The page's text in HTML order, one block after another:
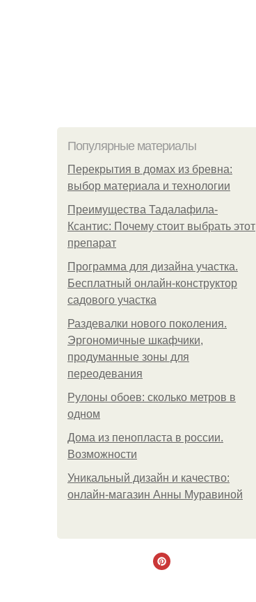
Популярные материалы
Перекрытия в домах из бревна:
выбор материала и технологии
Преимущества Тадалафила-
Ксантис: Почему стоит выбрать этот
препарат
Программа для дизайна участка.
Бесплатный онлайн-конструктор
садового участка
Раздевалки нового поколения.
Эргономичные шкафчики,
продуманные зоны для
переодевания
Рулоны обоев: сколько метров в
одном
Дома из пенопласта в россии.
Возможности
Уникальный дизайн и качество:
онлайн-магазин Анны Муравиной